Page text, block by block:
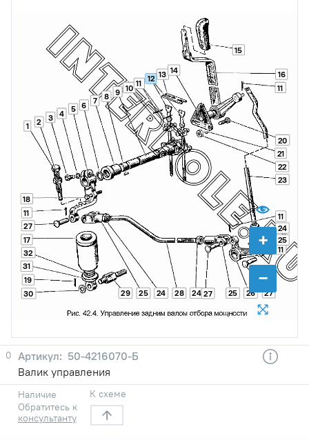
+
−
1 2 3 4 5 6 7 8 9 10 11 11
11 11
11
12 13 14
15
16
17
18
19
20
21
22
23
24
24
24
25
25 25 26 27
27
27
28
29
30
31
32
0
50-4216070-Б
Валик управления
Наличие
Обратитесь к
консультанту
К схеме